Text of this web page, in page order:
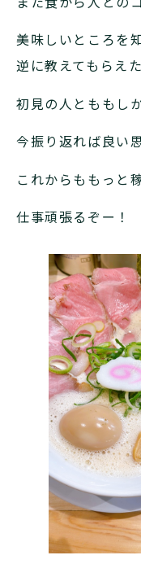
美味しいところを
逆に教えてもらえた
初見の人とももし
今振り返れば良い
これからももっと
仕事頑張るぞー！